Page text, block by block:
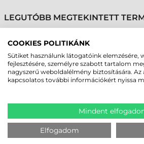
LEGUTÓBB MEGTEKINTETT
HONEYWELL KÁBEL,
RS232, 9PIN, TX, SPIRÁL,
2,3M (TÁPELLÁTÁS: 5V
KÜLSŐ TÁPEGYSÉG
COOKIES POLITIKÁNK
Sütiket használunk látogatóink elemzésére,
fejlesztésére, személyre szabott tartalom
nagyszerű weboldalélmény biztosítására.
kapcsolatos további információkért nyissa
Mindent
Elfogadom